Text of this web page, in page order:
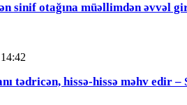
sinif otağına müəllimdən əvvəl
tədricən, hissə-hissə məhv edir